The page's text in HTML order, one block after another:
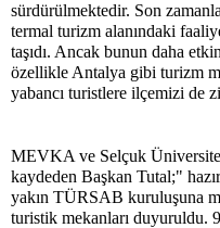
sürdürülmektedir. Son
termal turizm alanındaki
taşıdı. Ancak bunun daha
özellikle Antalya gibi turizm
yabancı turistlere ilçemizi de
MEVKA ve Selçuk
kaydeden Başkan Tutal;"
yakın TÜRSAB kuruluşuna
turistik mekanları duyuruldu.